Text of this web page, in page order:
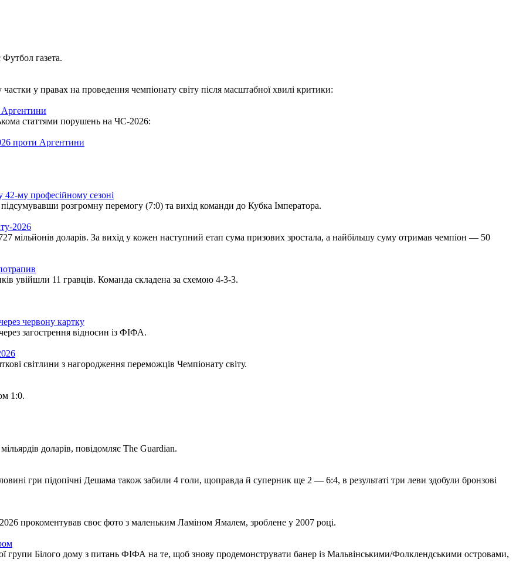
газета.
у правах на проведення чемпіонату світу після масштабної хвилі критики:
Аргентини
статтями порушень на ЧС-2026:
проти Аргентини
му професійному сезоні
розгромну перемогу (7:0) та вихід команди до Кубка Імператора.
2026
мільйонів доларів. За вихід у кожен наступний етап сума призових зростала, а найбільшу суму отримав чемпіон — 50
увійшли 11 гравців. Команда складена за схемою 4-3-3.
червону картку
загострення відносин із ФІФА.
світлини з нагородження переможців Чемпіонату світу.
1:0.
доларів, повідомляє The Guardian.
гри підопічні Дешама також забили 4 голи, щоправда й суперник ще 2 — 6:4, в результаті три леви здобули бронзові
прокоментував своє фото з маленьким Ламіном Ямалем, зроблене у 2007 році.
групи Білого дому з питань ФІФА на те, щоб знову продемонструвати банер із Мальвінськими/Фолклендськими островами,